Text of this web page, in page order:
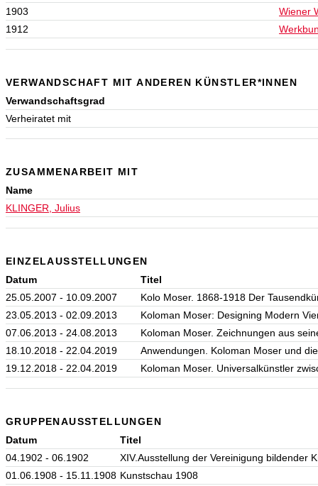
1903
Wiener
1912
VERWANDSCHAFT MIT ANDEREN KÜNSTLER*INNEN
Verwandschaftsgrad
Verheiratet mit
ZUSAMMENARBEIT MIT
Name
KLINGER, Julius
EINZELAUSSTELLUNGEN
Datum
Titel
25.05.2007 - 10.09.2007
Kolo Moser. 1868-1918 Der
23.05.2013 - 02.09.2013
Koloman Moser: Designing Modern
07.06.2013 - 24.08.2013
Koloman Moser. Zeichnungen aus
18.10.2018 - 22.04.2019
Anwendungen. Koloman Moser und
19.12.2018 - 22.04.2019
Koloman Moser. Universalkünstler
GRUPPENAUSSTELLUNGEN
Datum
Titel
04.1902 - 06.1902
XIV.Ausstellung der Vereinigung bildender
01.06.1908 - 15.11.1908 Kunstschau 1908